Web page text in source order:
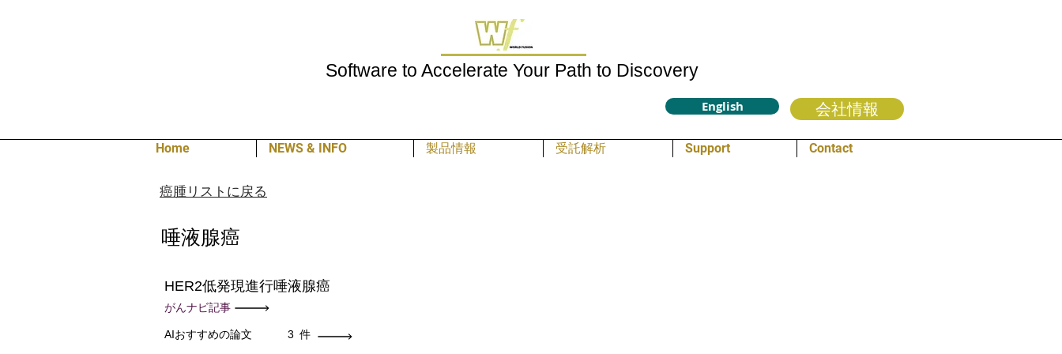
Software to Accelerate Your Path to Discovery
English 会社情報
Home NEWS & INFO 製品情報 受託解析 Support Contact
癌腫リストに戻る
唾液腺癌
HER2低発現進行唾液腺癌
がんナビ記事
AIおすすめの論文 3 件